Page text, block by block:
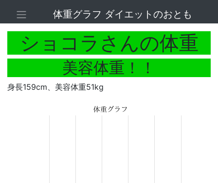
体重グラフ ダイエットのおとも
ショコラさんの体重
美容体重！！
身長159cm、美容体重51kg